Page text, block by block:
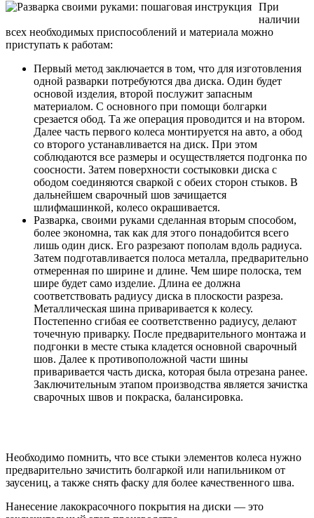
При
наличии
всех необходимых приспособлений и материала можно
приступать к работам:
Первый метод заключается в том, что для изготовления
одной разварки потребуются два диска. Один будет
основой изделия, второй послужит запасным
материалом. С основного при помощи болгарки
срезается обод. Та же операция проводится и на втором.
Далее часть первого колеса монтируется на авто, а обод
со второго устанавливается на диск. При этом
соблюдаются все размеры и осуществляется подгонка по
соосности. Затем поверхности состыковки диска с
ободом соединяются сваркой с обеих сторон стыков. В
дальнейшем сварочный шов зачищается
шлифмашинкой, колесо окрашивается.
Разварка, своими руками сделанная вторым способом,
более экономна, так как для этого понадобится всего
лишь один диск. Его разрезают пополам вдоль радиуса.
Затем подготавливается полоса металла, предварительно
отмеренная по ширине и длине. Чем шире полоска, тем
шире будет само изделие. Длина ее должна
соответствовать радиусу диска в плоскости разреза.
Металлическая шина приваривается к колесу.
Постепенно сгибая ее соответственно радиусу, делают
точечную приварку. После предварительного монтажа и
подгонки в месте стыка кладется основной сварочный
шов. Далее к противоположной части шины
приваривается часть диска, которая была отрезана ранее.
Заключительным этапом производства является зачистка
сварочных швов и покраска, балансировка.
Необходимо помнить, что все стыки элементов колеса нужно
предварительно зачистить болгаркой или напильником от
заусениц, а также снять фаску для более качественного шва.
Нанесение лакокрасочного покрытия на диски — это